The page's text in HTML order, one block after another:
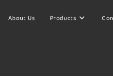
About Us Products